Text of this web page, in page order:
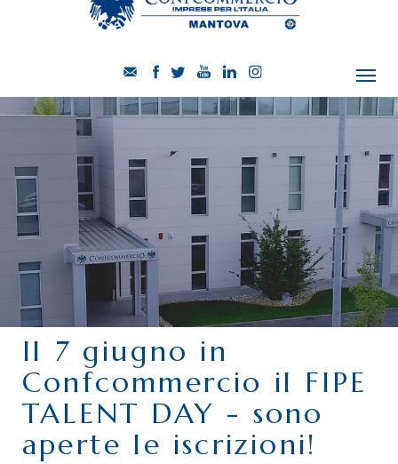
CHI SIAMO
SERVIZI
CATEGORIE
DELEGAZIONI
ATTIVITÀ STORICHE
PERIODICO
PERCHÉ ASSOCIARSI?
DOVE SIAMO
CONTATTI
Il 7 giugno in
Confcommercio il FIPE
TALENT DAY - sono
aperte le iscrizioni!